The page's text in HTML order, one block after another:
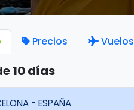
Precios Vuelos
10 días
- ESPAÑA